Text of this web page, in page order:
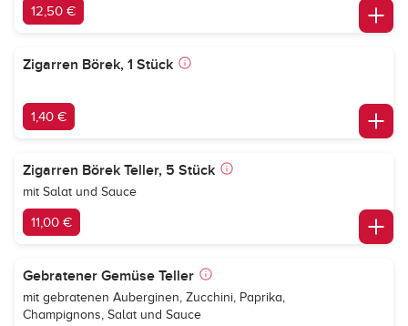
12,50 €
Zigarren Börek, 1 Stück
1,40 €
Zigarren Börek Teller, 5 Stück
mit Salat und Sauce
11,00 €
Gebratener Gemüse Teller
mit gebratenen Auberginen, Zucchini, Paprika,
Champignons, Salat und Sauce